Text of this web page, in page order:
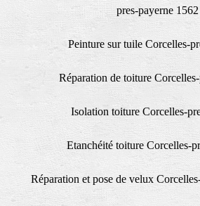
pres-payerne 1562
Peinture sur tuile Corcelles-
Réparation de toiture
Isolation toiture Corcelles-
Etanchéité toiture Corcelles-
Réparation et pose de velux